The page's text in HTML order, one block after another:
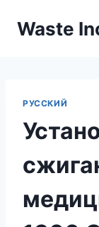
Waste
РУССКИЙ